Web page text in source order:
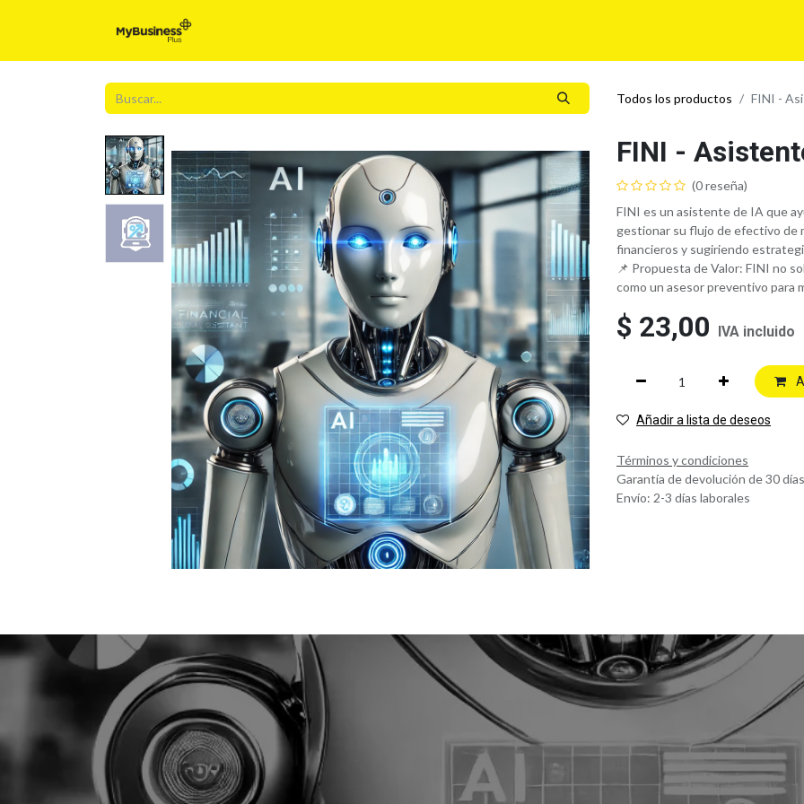
Todos los productos FINI -
FINI -
(0 reseña)
FINI es un asistente de IA que
gestionar su flujo de efectivo de
financieros y sugiriendo
📌 Propuesta de Valor: FINI no
como un asesor preventivo para
$ 23,00 IVA incluido
Añadir a lista de deseos
Términos y condiciones
Garantía de devolución de 30 días
Envío: 2-3 días laborales